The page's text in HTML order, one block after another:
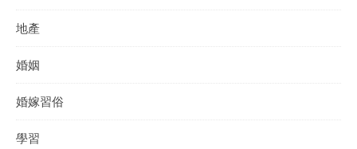
地產
婚姻
婚嫁習俗
學習